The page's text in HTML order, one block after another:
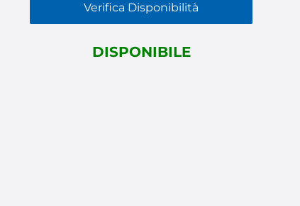
Verifica Disponibilità
DISPONIBILE